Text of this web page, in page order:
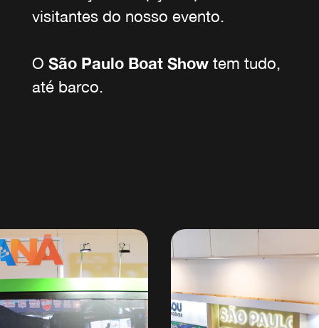
visitantes do nosso evento.
O São Paulo Boat Showtem tudo,
até barco.